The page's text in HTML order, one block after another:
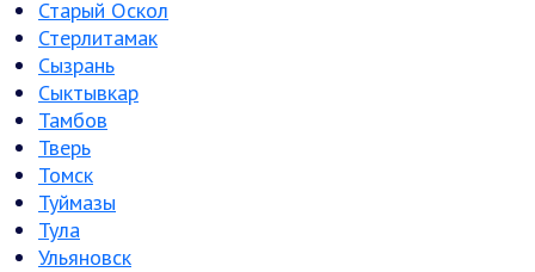
Старый Оскол
Стерлитамак
Сызрань
Сыктывкар
Тамбов
Тверь
Томск
Туймазы
Тула
Ульяновск